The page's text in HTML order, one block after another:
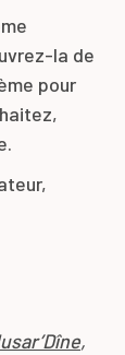
la de
pour
,